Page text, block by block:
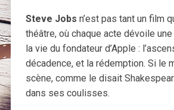
Steve Jobs n’est pas tant un film
théâtre, où chaque acte dévoile
la vie du fondateur d’Apple :
décadence, et la rédemption. Si le
scène, comme le disait
dans ses coulisses.